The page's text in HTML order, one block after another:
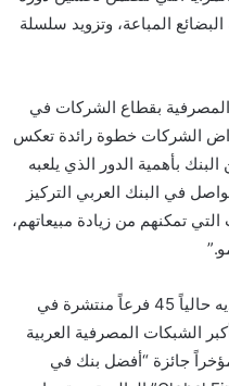
المباعة، وتزويد سلسلة
المصرفية بقطاع الشركات في
الشركات خطوة رائدة تعكس
بأهمية الدور الذي يلعبه
في البنك العربي التركيز
تمكنهم من زيادة مبيعاتهم،
وتجدر الإشارة هنا إلى أن البنك العربي بدأ نشاطه في مصر في العام 1944 ولديه حالياً 45 فرعاً منتشرة في
الشبكات المصرفية العربية
العربي مؤخراً جائزة “أفضل بنك في